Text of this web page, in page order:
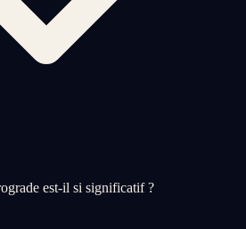
est-il si significatif ?